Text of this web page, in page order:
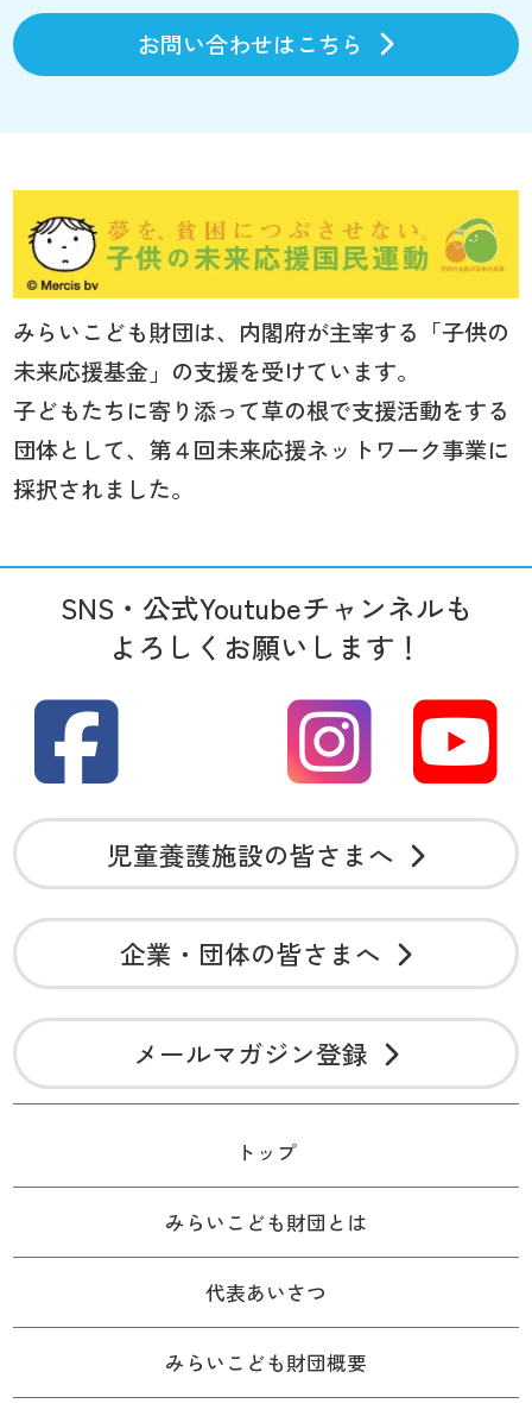
お問い合わせはこちら
みらいこども財団は、内閣府が主宰する「子供の
未来応援基金」の支援を受けています。
子どもたちに寄り添って草の根で支援活動をする
団体として、第４回未来応援ネットワーク事業に
採択されました。
SNS・公式Youtubeチャンネルも
よろしくお願いします！
児童養護施設の皆さまへ
企業・団体の皆さまへ
メールマガジン登録
トップ
みらいこども財団とは
代表あいさつ
みらいこども財団概要